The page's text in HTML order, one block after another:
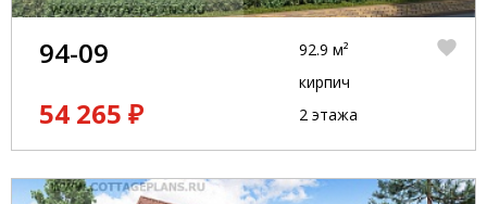
94-09
54 265 ₽
92.9 м²
кирпич
2 этажа